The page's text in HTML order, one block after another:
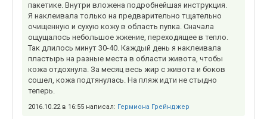
пакетике. Внутри вложена подробнейшая инструкция.
Я наклеивала только на предварительно тщательно
очищенную и сухую кожу в область пупка. Сначала
ощущалось небольшое жжение, переходящее в тепло.
Так длилось минут 30-40. Каждый день я наклеивала
пластырь на разные места в области живота, чтобы
кожа отдохнула. За месяц весь жир с живота и боков
сошел, кожа подтянулась. На пляж идти не стыдно
теперь.
2016.10.22 в 16:55 написал: Гермиона Грейнджер